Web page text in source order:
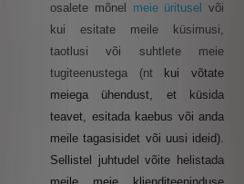
osalete mõnel meie üritusel või
kui esitate meile küsimusi,
taotlusi või suhtlete meie
tugiteenustega (nt
kui võtate
meiega ühendust, et küsida
teavet, esitada kaebus või anda
meile tagasisidet või uusi ideid).
Sellistel juhtudel võite helistada